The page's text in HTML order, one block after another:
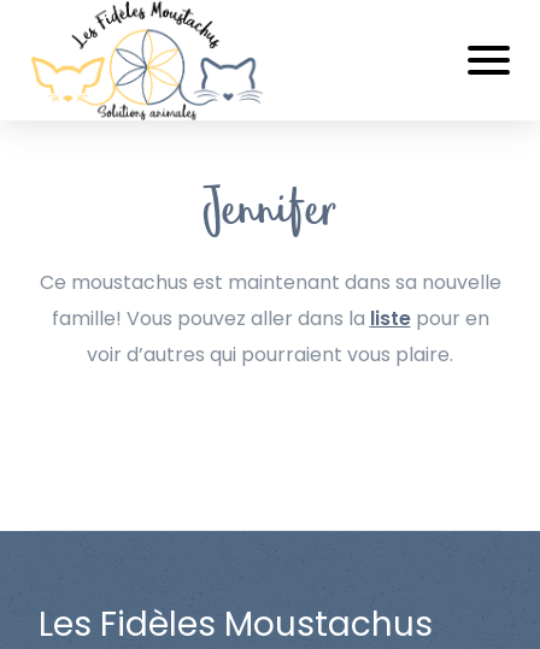
Jennifer
Ce moustachus est maintenant dans sa nouvelle
famille! Vous pouvez aller dans la listepour en
voir d’autres qui pourraient vous plaire.
Les Fidèles Moustachus